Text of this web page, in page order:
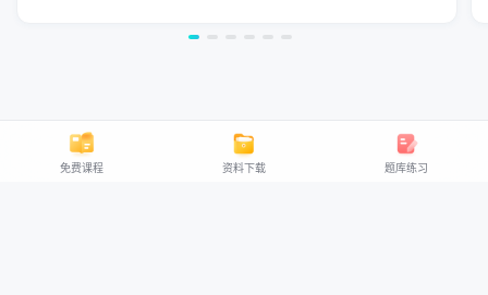
免费课程 资料下载 题库练习